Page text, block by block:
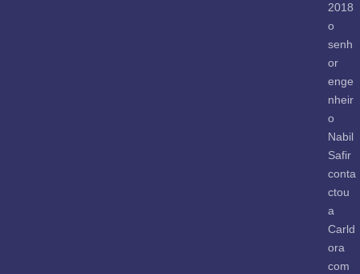
2018
o
senh
or
enge
nheir
o
Nabil
Safir
conta
ctou
a
Carld
ora
com